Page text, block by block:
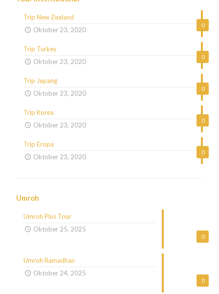
0
Trip New Zealand
Oktober 23, 2020
0
Trip Turkey
Oktober 23, 2020
0
Trip Jepang
Oktober 23, 2020
0
Trip Korea
Oktober 23, 2020
0
Trip Eropa
Oktober 23, 2020
Umroh
0
Umroh Plus Tour
Oktober 25, 2025
0
Umroh Ramadhan
Oktober 24, 2025